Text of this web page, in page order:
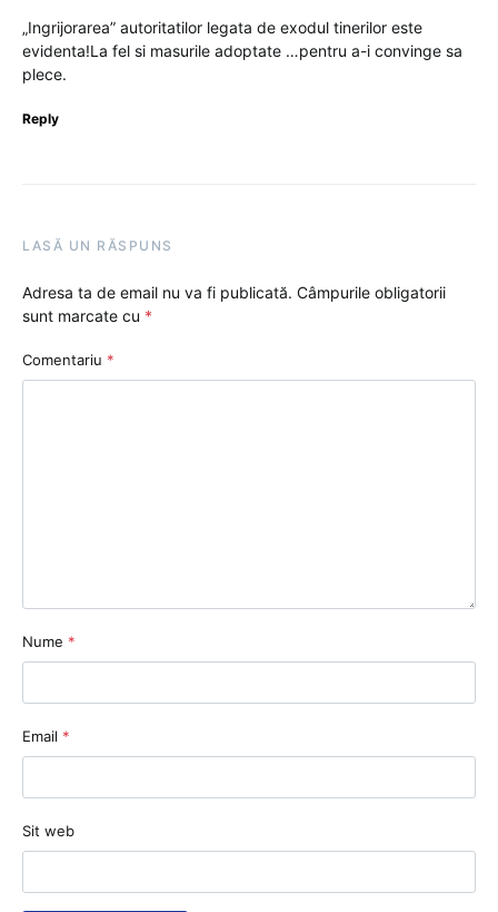
„Ingrijorarea” autoritatilor legata de exodul tinerilor este
evidenta!La fel si masurile adoptate …pentru a-i convinge sa
plece.
Reply
LASĂ UN RĂSPUNS
Adresa ta de email nu va fi publicată. Câmpurile obligatorii
sunt marcate cu *
Comentariu *
Nume *
Email *
Sit web